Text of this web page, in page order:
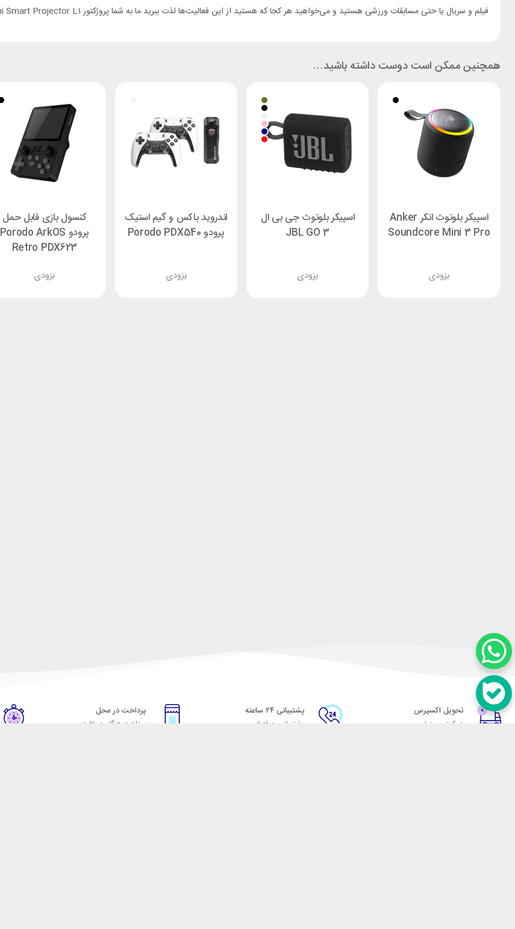
فیلم و سریال یا حتی مسابقات ورزشی هستید و می‌خواهید هر کجا که هستید از این فعالیت‌ها لذت ببرید ما به شما پروژکتور Xiaomi Smart Projector L1 را پیشنهاد می‌کنیم.
همچنین ممکن است دوست داشته باشید…
اسپیکر بلوتوث انکر Anker
Soundcore Mini 3 Pro
بزودی
اسپیکر بلوتوث جی بی ال
JBL GO 3
بزودی
اندروید باکس و گیم استیک
پرودو Porodo PDX540
بزودی
کنسول بازی قابل حمل
پرودو Porodo ArkOS
Retro PDX623
بزودی
تحویل اکسپرس
در کمترین زمان
پشتیبانی ۲۴ ساعته
پشتیبانی حرفه ای
پرداخت در محل
پرداخت هنگام دریافت